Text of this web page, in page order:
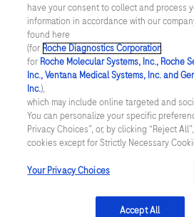
© 2026 F. Hoffmann-La Roche Ltd
Sidst opdateret: 08.08.2026
Dette website indeholder informationer
sig mod et bredt publikum, og kan
informationer, som ellers ikke er
land. Du skal være opmærksom på, at vi
adgangen til disse informationer, der
overens med eventuelle juridiske
foranstaltninger, registrering eller
have your consent to collect and process
information in accordance with our
found here
(for Roche Diagnostics Corporation.
for Roche Molecular Systems, Inc., Roche
Inc., Ventana Medical Systems, Inc. and
Inc.),
which may include online targeted and
You can personalize your specific
Privacy Choices”, or, by clicking “Reject
cookies except for Strictly Necessary
Your Privacy Choices
Accept All